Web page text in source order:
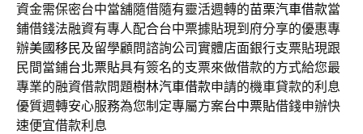
資金需保密台中當舖隨借隨有靈活週轉的苗栗汽車借款當
鋪借錢法融資有專人配合台中票據貼現到府分享的優惠專
辦美國移民及留學顧問諮詢公司實體店面銀行支票貼現跟
民間當鋪台北票貼具有簽名的支票來做借款的方式給您最
專業的融資借款問題樹林汽車借款申請的機車貸款的利息
優質週轉安心服務為您制定專屬方案台中票貼借錢申辦快
速便宜借款利息